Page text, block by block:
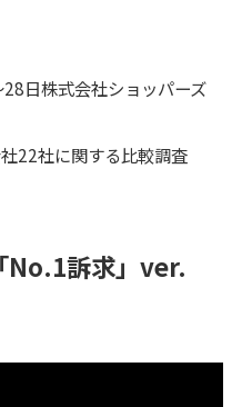
日株式会社ショッパーズ
22社に関する比較調査
訴求」ver.